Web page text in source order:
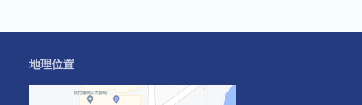
地理位置